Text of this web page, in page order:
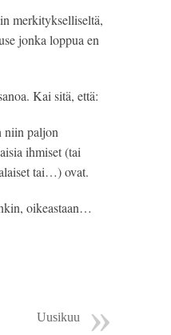
merkitykselliseltä,
jonka loppua en
Kai sitä, että:
niin paljon
ihmiset (tai
tai…) ovat.
oikeastaan…
Uusikuu